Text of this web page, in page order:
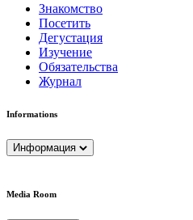
Знакомство
Посетить
Дегустация
Изучение
Обязательства
Журнал
Informations
Информация
Media Room